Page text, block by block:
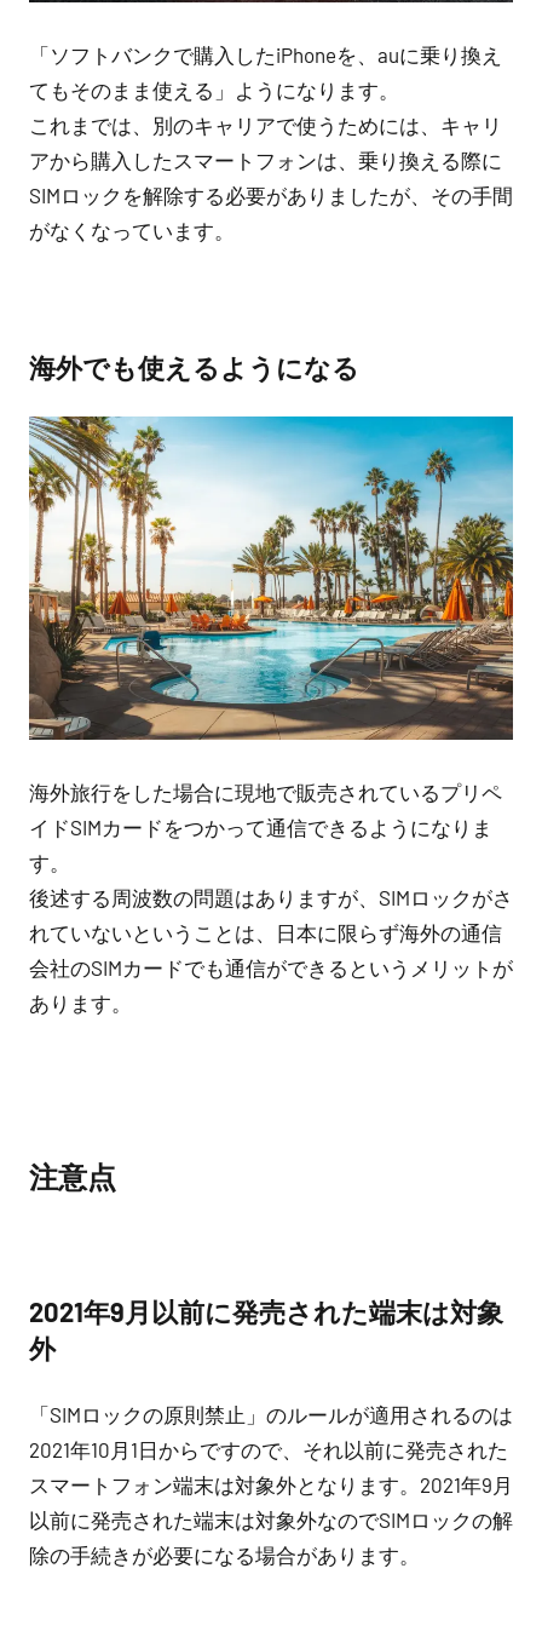
「ソフトバンクで購入したiPhoneを、auに乗り換え
てもそのまま使える」ようになります。
これまでは、別のキャリアで使うためには、キャリ
アから購入したスマートフォンは、乗り換える際に
SIMロックを解除する必要がありましたが、その手間
がなくなっています。
海外でも使えるようになる
海外旅行をした場合に現地で販売されているプリペ
イドSIMカードをつかって通信できるようになりま
す。
後述する周波数の問題はありますが、SIMロックがさ
れていないということは、日本に限らず海外の通信
会社のSIMカードでも通信ができるというメリットが
あります。
注意点
2021年9月以前に発売された端末は対象
外
「SIMロックの原則禁止」のルールが適用されるのは
2021年10月1日からですので、それ以前に発売された
スマートフォン端末は対象外となります。2021年9月
以前に発売された端末は対象外なのでSIMロックの解
除の手続きが必要になる場合があります。